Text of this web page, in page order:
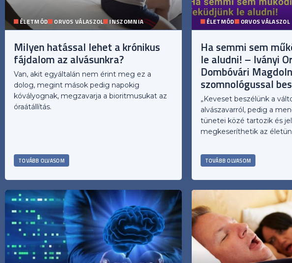
ÉLETMÓD ORVOS VÁLASZOL INSZOMNIA
Milyen hatással lehet a krónikus
fájdalom az alvásunkra?
Van, akit egyáltalán nem érint meg ez a
dolog, megint mások pedig napokig
kóvályognak, megzavarja a bioritmusukat az
óraátállítás.
TOVÁBB OLVASOM
ÉLETMÓD ORVOS VÁLASZOL
Ha semmi sem
le aludni! – Iványi
Dombóvári
szomnológussal
„Keveset beszélünk a
alvászavarról, pedig a
tünetei közé tartozik és
megkeseríthetik az
TOVÁBB OLVASOM